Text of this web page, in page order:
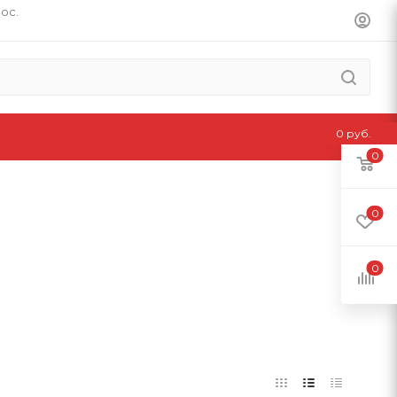
0
0
0
0 руб.